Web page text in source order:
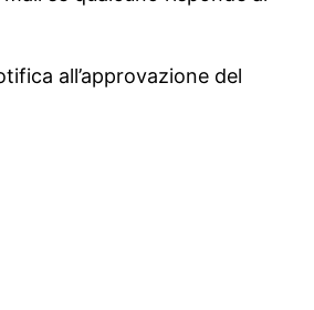
all’approvazione del